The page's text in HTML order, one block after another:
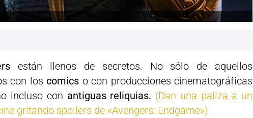
están llenos de secretos. No sólo de aquellos
con los comics o con producciones cinematográficas
incluso con antiguas reliquias. (Dan una paliza a un
gritando spoilers de «Avengers: Endgame»)